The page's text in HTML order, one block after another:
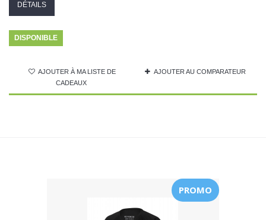
DÉTAILS
DISPONIBLE
AJOUTER À MA LISTE DE
CADEAUX
AJOUTER AU COMPARATEUR
PROMO